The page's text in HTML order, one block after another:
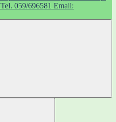
Tel. 059/696581 Email: